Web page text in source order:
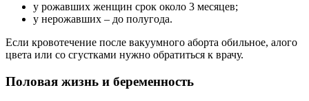
у рожавших женщин срок около 3 месяцев;
у нерожавших – до полугода.
Если кровотечение после вакуумного аборта обильное, алого
цвета или со сгустками нужно обратиться к врачу.
Половая жизнь и беременность